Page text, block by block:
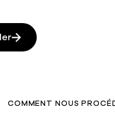
COMMENT NOUS